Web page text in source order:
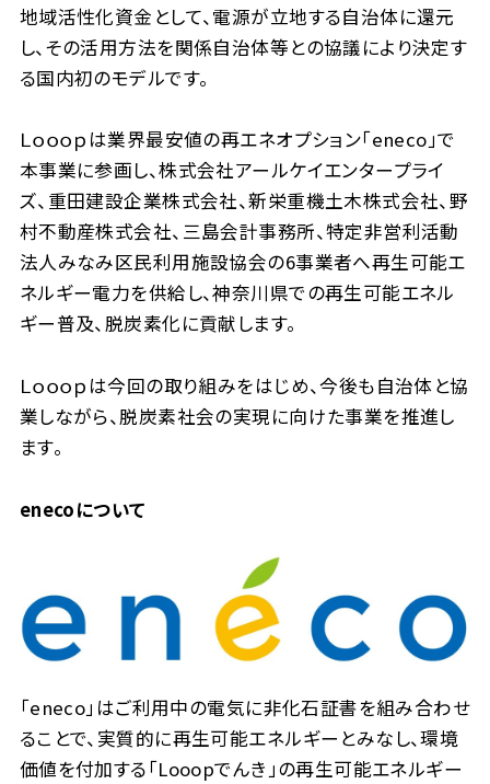
地域活性化資金として、電源が立地する自治体に還元
し、その活用方法を関係自治体等との協議により決定す
る国内初のモデルです。
Ｌｏｏｏｐは業界最安値の再エネオプション「eneco」で
本事業に参画し、株式会社アールケイエンタープライ
ズ、重田建設企業株式会社、新栄重機土木株式会社、野
村不動産株式会社、三島会計事務所、特定非営利活動
法人みなみ区民利用施設協会の6事業者へ再生可能エ
ネルギー電力を供給し、神奈川県での再生可能エネル
ギー普及、脱炭素化に貢献します。
Ｌｏｏｏｐは今回の取り組みをはじめ、今後も自治体と協
業しながら、脱炭素社会の実現に向けた事業を推進し
ます。
enecoについて
「eneco」はご利用中の電気に非化石証書を組み合わせ
ることで、実質的に再生可能エネルギーとみなし、環境
価値を付加する「Looopでんき」の再生可能エネルギー